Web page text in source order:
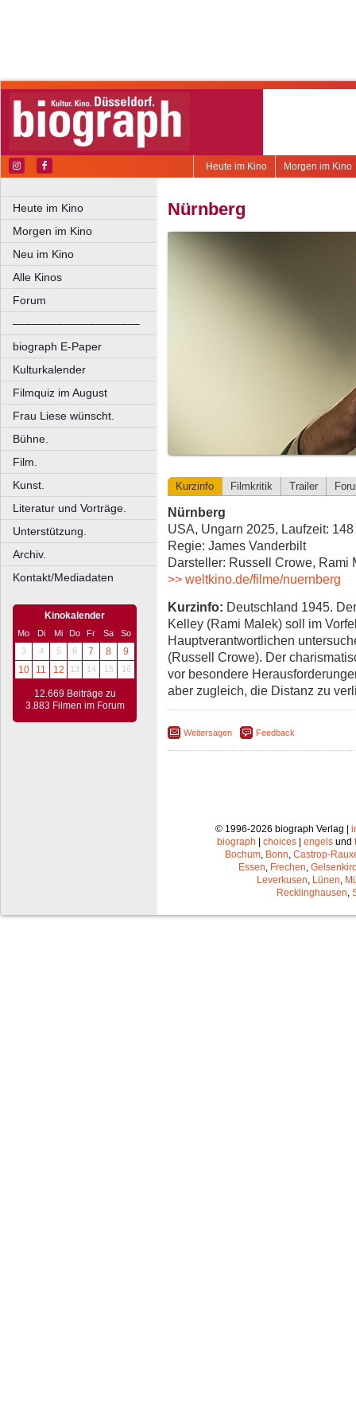
Morgen im Kino
Heute im Kino
Heute im Kino
Morgen im Kino
Neu im Kino
Alle Kinos
Forum
––––––––––––––––––––
biograph E-Paper
Kulturkalender
Filmquiz im August
Frau Liese wünscht.
Bühne.
Film.
Kunst.
Literatur und Vorträge.
Unterstützung.
Archiv.
Kontakt/Mediadaten
Kinokalender
Mo Di Mi Do Fr Sa
So
3
4 5 6 7 8
9
10
11 12 13 14 15 16
12.669 Beiträge zu
3.883 Filmen im Forum
Nürnberg
Kurzinfo Filmkritik Trailer
Nürnberg
USA, Ungarn 2025, Laufzeit:
Regie: James Vanderbilt
Darsteller: Russell Crowe, Rami
>> weltkino.de/filme/nuernberg
Kurzinfo: Deutschland 1945.
Kelley (Rami Malek) soll im
Hauptverantwortlichen
(Russell Crowe). Der
vor besondere
aber zugleich, die Distanz zu
Weitersagen Feedback
© 1996-2026 biograph Verlag |
biograph | choices | engels und
Bochum Bonn Castrop-
Essen Frechen
Leverkusen Lünen
Recklinghausen